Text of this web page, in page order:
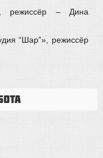
режиссёр – Дина
“Шар”», режиссёр